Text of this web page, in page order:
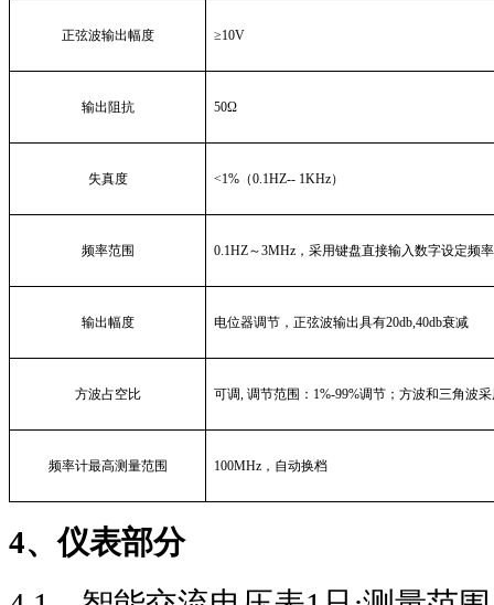
正弦波输出幅度 ≥10V
输出阻抗 50Ω
失真度 <1% （0.1HZ-- 1KHz）
频率范围 0.1HZ～3MHz ，采用键盘直接输入数字设定频率
输出幅度 电位器调节，正弦波输出具有20db,40db衰减
方波占空比 可调 ,调节范围： 1%-99%调节；方波和三角波
频率计最高测量范围 100MHz ，自动换档
4、仪表部分